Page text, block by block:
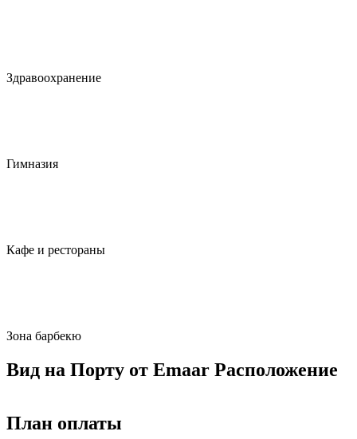
Здравоохранение
Гимназия
Кафе и рестораны
Зона барбекю
Вид на Порту от Emaar Расположение
План оплаты